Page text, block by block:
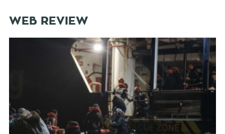
WEB REVIEW